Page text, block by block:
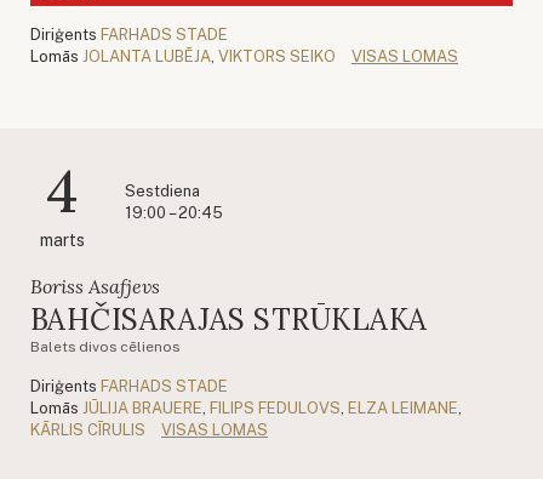
Diriģents FARHADS STADE
Lomās JOLANTA LUBĒJA VIKTORS SEIKO VISAS LOMAS
4
marts
Sestdiena
19:00 – 20:45
Boriss Asafjevs
BAHČISARAJAS STRŪKLAKA
Balets divos cēlienos
Diriģents FARHADS STADE
Lomās JŪLIJA BRAUERE FILIPS FEDULOVS ELZA LEIMANE
KĀRLIS CĪRULIS
VISAS LOMAS